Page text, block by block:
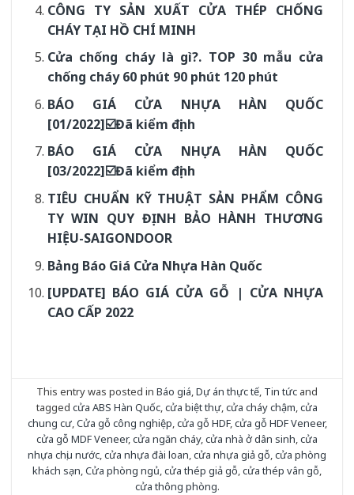
CÔNG TY SẢN XUẤT CỬA THÉP CHỐNG
CHÁY TẠI HỒ CHÍ MINH
Cửa chống cháy là gì?. TOP 30 mẫu cửa
chống cháy 60 phút 90 phút 120 phút
BÁO GIÁ CỬA NHỰA HÀN QUỐC
[01/2022]☑️Đã kiểm định
BÁO GIÁ CỬA NHỰA HÀN QUỐC
[03/2022]☑️Đã kiểm định
TIÊU CHUẨN KỸ THUẬT SẢN PHẨM CÔNG
TY WIN QUY ĐỊNH BẢO HÀNH THƯƠNG
HIỆU-SAIGONDOOR
Bảng Báo Giá Cửa Nhựa Hàn Quốc
[UPDATE] BÁO GIÁ CỬA GỖ | CỬA NHỰA
CAO CẤP 2022
This entry was posted in Báo giá,Dự án thực tế, Tin tức and
tagged cửa ABS Hàn Quốc,cửa biệt thự,cửa cháy chậm,cửa
chung cư,Cửa gỗ công nghiệp,cửa gỗ HDF,cửa gỗ HDF Veneer,
cửa gỗ MDF Veneer,cửa ngăn cháy,cửa nhà ở dân sinh,cửa
nhựa chịu nước,cửa nhựa đài loan,cửa nhựa giả gỗ,cửa phòng
khách sạn,Cửa phòng ngủ,cửa thép giả gỗ,cửa thép vân gỗ,
cửa thông phòng.